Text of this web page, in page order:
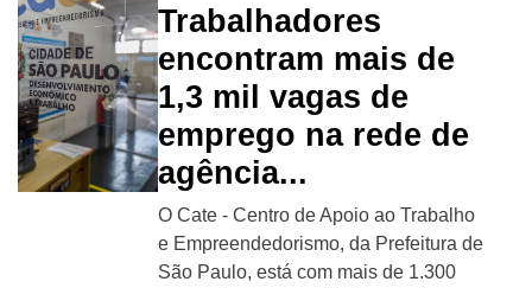
Trabalhadores
encontram mais de
1,3 mil vagas de
emprego na rede de
agência...
O Cate - Centro de Apoio ao Trabalho
e Empreendedorismo, da Prefeitura de
São Paulo, está com mais de 1.300